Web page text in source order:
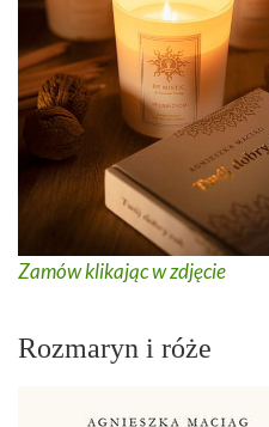
Zamów klikając w zdjęcie
Rozmaryn i róże